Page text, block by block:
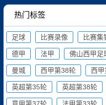
热门标签
足球 比赛录像 比赛集
德甲 法甲 佛山西甲足
曼城 西甲第38轮 西
英超第35轮 英超第38轮
意甲第37轮 法甲第33轮